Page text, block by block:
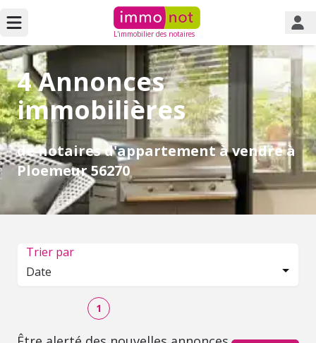
L'immobilier des notaires
4 Annonces
immobilières
de notaires d'appartement à vendre à
Ploemeur 56270
Trier par
Date
1